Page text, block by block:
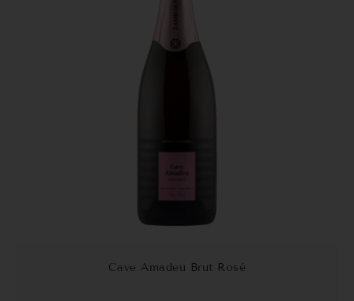
Cave Amadeu Brut Rosé